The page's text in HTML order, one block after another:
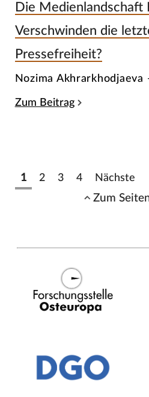
Die Medienlandschaft
Verschwinden die
Pressefreiheit?
Nozima
Zum Beitrag
1 2 3 4 Nächste
Zum